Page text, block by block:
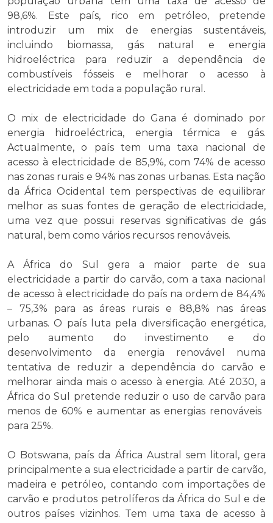
98,6%. Este país, rico em petróleo, pretende
introduzir um mix de energias sustentáveis,
incluindo biomassa, gás natural e energia
hidroeléctrica para reduzir a dependência de
combustíveis fósseis e melhorar o acesso à
electricidade em toda a população rural.
O mix de electricidade do Gana é dominado por
energia hidroeléctrica, energia térmica e gás.
Actualmente, o país tem uma taxa nacional de
acesso à electricidade de 85,9%, com 74% de acesso
nas zonas rurais e 94% nas zonas urbanas. Esta nação
da África Ocidental tem perspectivas de equilibrar
melhor as suas fontes de geração de electricidade,
uma vez que possui reservas significativas de gás
natural, bem como vários recursos renováveis.
A África do Sul gera a maior parte de sua
electricidade a partir do carvão, com a taxa nacional
de acesso à electricidade do país na ordem de 84,4%
– 75,3% para as áreas rurais e 88,8% nas áreas
urbanas. O país luta pela diversificação energética,
pelo aumento do investimento e do
desenvolvimento da energia renovável numa
tentativa de reduzir a dependência do carvão e
melhorar ainda mais o acesso à energia. Até 2030, a
África do Sul pretende reduzir o uso de carvão para
menos de 60% e aumentar as energias renováveis ​​
para 25%.
O Botswana, país da África Austral sem litoral, gera
principalmente a sua electricidade a partir de carvão,
madeira e petróleo, contando com importações de
carvão e produtos petrolíferos da África do Sul e de
outros países vizinhos. Tem uma taxa de acesso à